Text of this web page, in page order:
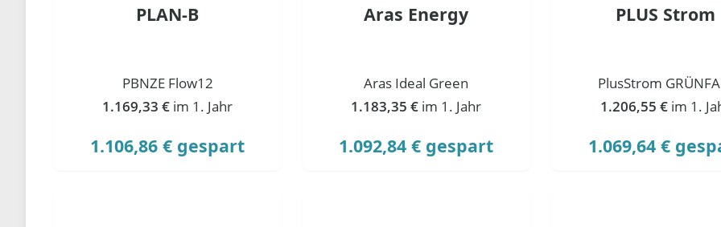
PLAN-B
PBNZE Flow12
1.169,33 € im 1. Jahr
1.106,86 € gespart
Aras Energy
Aras Ideal Green
1.183,35 € im 1. Jahr
1.092,84 € gespart
PLUS Strom
PlusStrom
1.206,55 € im 1.
1.069,64 €